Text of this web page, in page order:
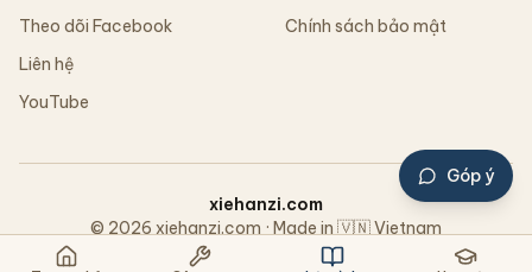
Theo dõi Facebook
Liên hệ
YouTube
Chính sách bảo mật
xiehanzi.com
© 2026 xiehanzi.com · Made in 🇻🇳 Vietnam
Góp ý